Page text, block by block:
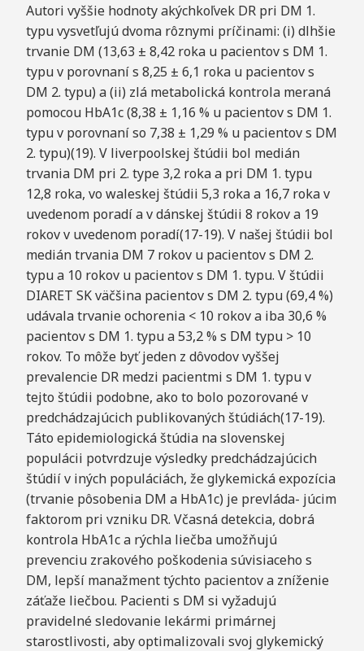
Autori vyššie hodnoty akýchkoľvek DR pri DM 1.
typu vysvetľujú dvoma rôznymi príčinami: (i) dlhšie
trvanie DM (13,63 ± 8,42 roka u pacientov s DM 1.
typu v porovnaní s 8,25 ± 6,1 roka u pacientov s
DM 2. typu) a (ii) zlá metabolická kontrola meraná
pomocou HbA1c (8,38 ± 1,16 % u pacientov s DM 1.
typu v porovnaní so 7,38 ± 1,29 % u pacientov s DM
2. typu)(19). V liverpoolskej štúdii bol medián
trvania DM pri 2. type 3,2 roka a pri DM 1. typu
12,8 roka, vo waleskej štúdii 5,3 roka a 16,7 roka v
uvedenom poradí a v dánskej štúdii 8 rokov a 19
rokov v uvedenom poradí(17-19). V našej štúdii bol
medián trvania DM 7 rokov u pacientov s DM 2.
typu a 10 rokov u pacientov s DM 1. typu. V štúdii
DIARET SK väčšina pacientov s DM 2. typu (69,4 %)
udávala trvanie ochorenia < 10 rokov a iba 30,6 %
pacientov s DM 1. typu a 53,2 % s DM typu > 10
rokov. To môže byť jeden z dôvodov vyššej
prevalencie DR medzi pacientmi s DM 1. typu v
tejto štúdii podobne, ako to bolo pozorované v
predchádzajúcich publikovaných štúdiách(17-19).
Táto epidemiologická štúdia na slovenskej
populácii potvrdzuje výsledky predchádzajúcich
štúdií v iných populáciách, že glykemická expozícia
(trvanie pôsobenia DM a HbA1c) je prevláda- júcim
faktorom pri vzniku DR. Včasná detekcia, dobrá
kontrola HbA1c a rýchla liečba umožňujú
prevenciu zrakového poškodenia súvisiaceho s
DM, lepší manažment týchto pacientov a zníženie
záťaže liečbou. Pacienti s DM si vyžadujú
pravidelné sledovanie lekármi primárnej
starostlivosti, aby optimalizovali svoj glykemický